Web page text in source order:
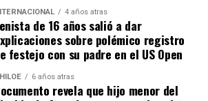
se encuentra en Santiago
y participando como invitada en
comunicación. Aunque aún no tiene
su viaje a Estados Unidos, donde
indicó que esperan
4 años atras
de 16 años salió a dar
sobre polémico registro
festejo con su padre en el US Open
6 años atras
revela que hijo menor del